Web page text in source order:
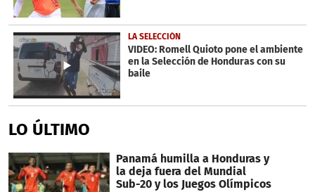
LA SELECCIÓN
VIDEO: Romell Quioto pone el ambiente
en la Selección de Honduras con su
baile
LO ÚLTIMO
Panamá humilla a Honduras y
la deja fuera del Mundial
Sub-20 y los Juegos Olímpicos